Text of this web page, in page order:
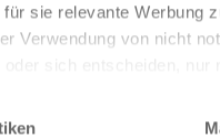
sie relevante Werbung
Verwendung von nicht